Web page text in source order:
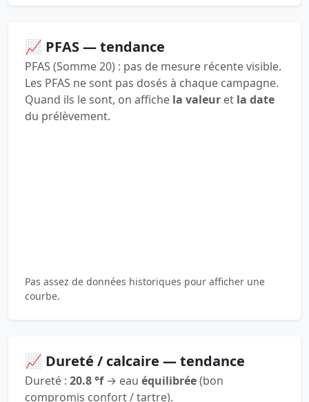
📈 PFAS — tendance
PFAS (Somme 20) : pas de mesure récente visible.
Les PFAS ne sont pas dosés à chaque campagne.
Quand ils le sont, on affiche la valeur et la date
du prélèvement.
Pas assez de données historiques pour afficher une
courbe.
📈 Dureté / calcaire — tendance
Dureté : 20.8 °f→ eau équilibrée(bon
compromis confort / tartre).